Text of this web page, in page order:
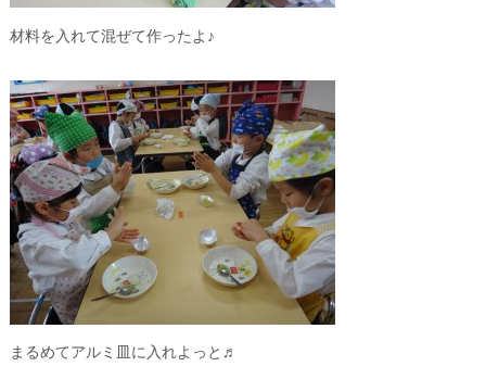
材料を入れて混ぜて作ったよ♪
まるめてアルミ皿に入れよっと♬